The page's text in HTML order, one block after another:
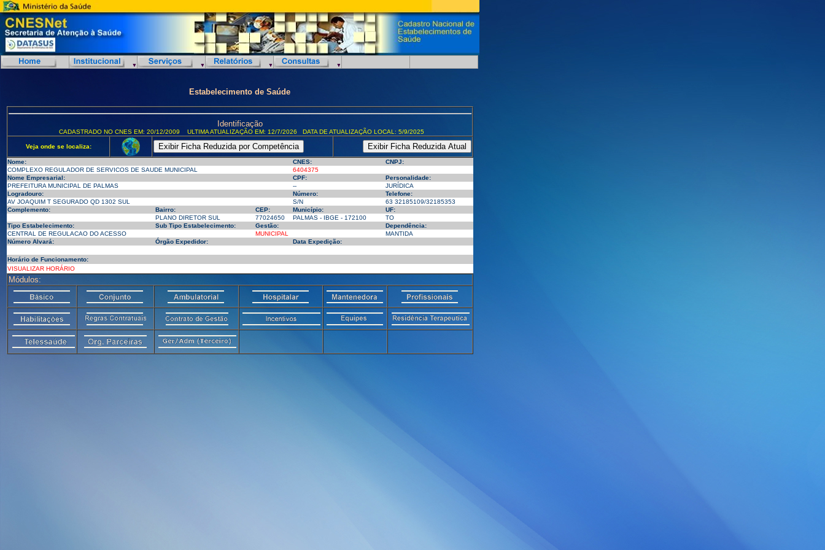
Estabelecimento de Saúde
Identificação
CADASTRADO NO CNES EM: 20/12/2009 ULTIMA ATUALIZAÇÃO EM: 12/7/2026 DATA DE ATUALIZAÇÃO LOCAL: 5/9/2025
Veja onde se localiza:
Nome: CNES:
CNPJ:
COMPLEXO REGULADOR DE SERVICOS DE SAUDE MUNICIPAL
6404375
Nome Empresarial:
CPF:
Personalidade:
PREFEITURA MUNICIPAL DE PALMAS
--
JURÍDICA
Logradouro:
Número:
Telefone:
AV JOAQUIM T SEGURADO QD 1302 SUL
S/N
63 32185109/32185353
Complemento:
Bairro: CEP: Município:
UF:
PLANO DIRETOR SUL
77024650 PALMAS - IBGE - 172100
TO
Tipo Estabelecimento:
Sub Tipo Estabelecimento: Gestão:
Dependência:
CENTRAL DE REGULACAO DO ACESSO
MUNICIPAL
MANTIDA
Número Alvará:
Órgão Expedidor: Data Expedição:
Horário de Funcionamento:
VISUALIZAR HORÁRIO
Módulos: